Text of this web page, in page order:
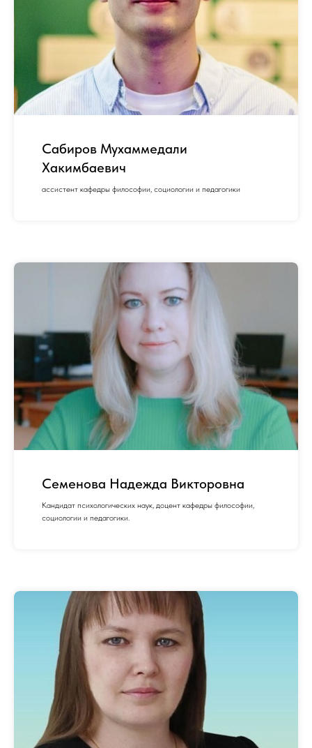
Сабиров Мухаммедали
Хакимбаевич
ассистент кафедры философии, социологии и педагогики
Семенова Надежда Викторовна
Кандидат психологических наук, доцент кафедры философии,
социологии и педагогики.